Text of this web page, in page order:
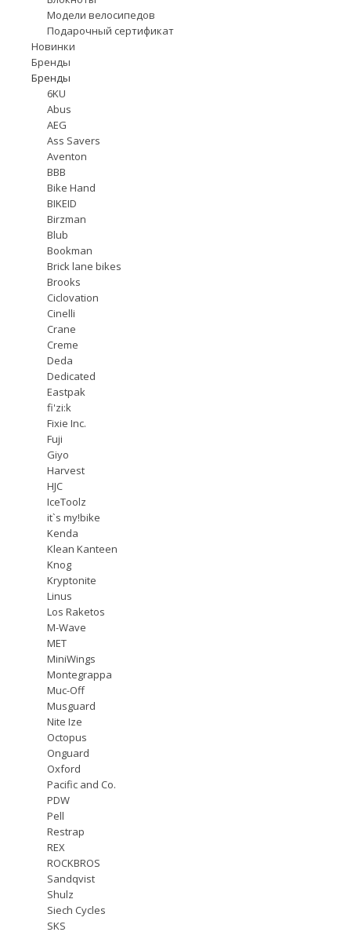
Модели велосипедов
Подарочный сертификат
Новинки
Бренды
Бренды
6KU
Abus
AEG
Ass Savers
Aventon
BBB
Bike Hand
BIKEID
Birzman
Blub
Bookman
Brick lane bikes
Brooks
Ciclovation
Cinelli
Crane
Creme
Deda
Dedicated
Eastpak
fi'zi:k
Fixie Inc.
Fuji
Giyo
Harvest
HJC
IceToolz
it`s my!bike
Kenda
Klean Kanteen
Knog
Kryptonite
Linus
Los Raketos
M-Wave
MET
MiniWings
Montegrappa
Muc-Off
Musguard
Nite Ize
Octopus
Onguard
Oxford
Pacific and Co.
PDW
Pell
Restrap
REX
ROCKBROS
Sandqvist
Shulz
Siech Cycles
SKS